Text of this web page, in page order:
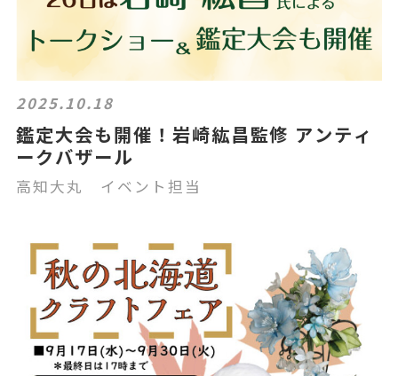
2025.10.18
鑑定大会も開催！岩崎紘昌監修 アンティ
ークバザール
高知大丸 イベント担当